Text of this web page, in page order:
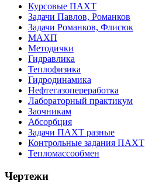
Курсовые ПАХТ
Задачи Павлов, Романков
Задачи Романков, Флисюк
МАХП
Методички
Гидравлика
Теплофизика
Гидродинамика
Нефтегазопереработка
Лабораторный практикум
Заочникам
Абсорбция
Задачи ПАХТ разные
Контрольные задания ПАХТ
Тепломассообмен
Чертежи